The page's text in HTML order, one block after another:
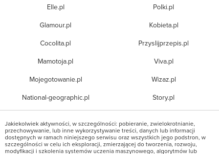
Elle.pl
Glamour.pl
Cocolita.pl
Mamotoja.pl
Mojegotowanie.pl
National-geographic.pl
Polki.pl
Kobieta.pl
Przyslijprzepis.pl
Viva.pl
Wizaz.pl
Story.pl
Jakiekolwiek aktywności, w szczególności: pobieranie, zwielokrotnianie,
przechowywanie, lub inne wykorzystywanie treści, danych lub informacji
dostępnych w ramach niniejszego serwisu oraz wszystkich jego podstron, w
szczególności w celu ich eksploracji, zmierzającej do tworzenia, rozwoju,
modyfikacji i szkolenia systemów uczenia maszynowego, algorytmów lub